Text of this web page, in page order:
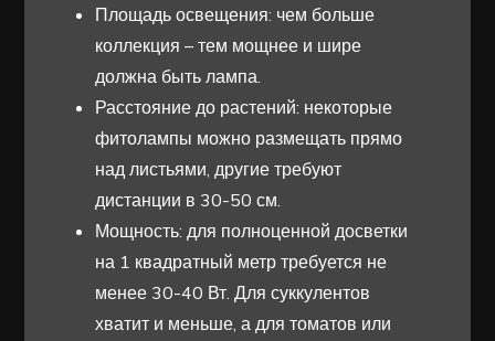
Площадь освещения: чем больше
коллекция – тем мощнее и шире
должна быть лампа.
Расстояние до растений: некоторые
фитолампы можно размещать прямо
над листьями, другие требуют
дистанции в 30-50 см.
Мощность: для полноценной досветки
на 1 квадратный метр требуется не
менее 30-40 Вт. Для суккулентов
хватит и меньше, а для томатов или